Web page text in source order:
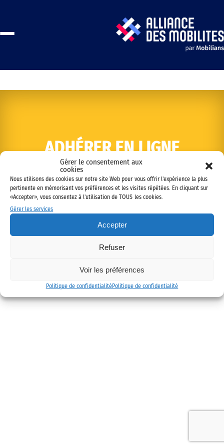
Gérer le consentement aux
cookies
Nous utilisons des cookies sur notre site Web pour vous offrir l'expérience la plus
pertinente en mémorisant vos préférences et les visites répétées. En cliquant sur
«Accepter», vous consentez à l'utilisation de TOUS les cookies.
Gérer les services
Accepter
Refuser
Voir les préférences
Politique de confidentialitéPolitique de confidentialité
ADHÉRER EN LIGNE
Copyright © 2022 Alliance des mobilités
Mentions légales Politique de confidentialité Contact